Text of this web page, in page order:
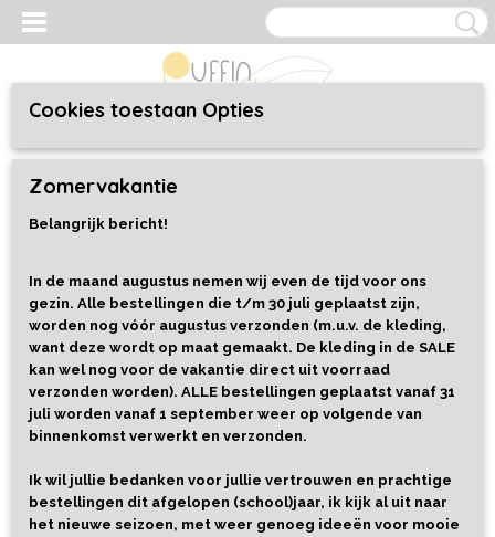
Janod WWF
Cookies toestaan Opties
Zomervakantie
Belangrijk bericht!
In de maand augustus nemen wij even de tijd voor ons
gezin. Alle bestellingen die t/m 30 juli geplaatst zijn,
worden nog vóór augustus verzonden (m.u.v. de kleding,
want deze wordt op maat gemaakt. De kleding in de SALE
kan wel nog voor de vakantie direct uit voorraad
verzonden worden). ALLE bestellingen geplaatst vanaf 31
juli worden vanaf 1 september weer op volgende van
binnenkomst verwerkt en verzonden.
Ik wil jullie bedanken voor jullie vertrouwen en prachtige
bestellingen dit afgelopen (school)jaar, ik kijk al uit naar
het nieuwe seizoen, met weer genoeg ideeën voor mooie